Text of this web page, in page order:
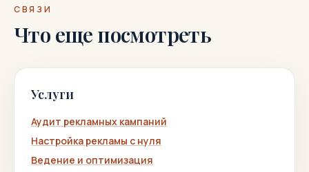
СВЯЗИ
Что еще посмотреть
Услуги
Аудит рекламных кампаний
Настройка рекламы с нуля
Ведение и оптимизация